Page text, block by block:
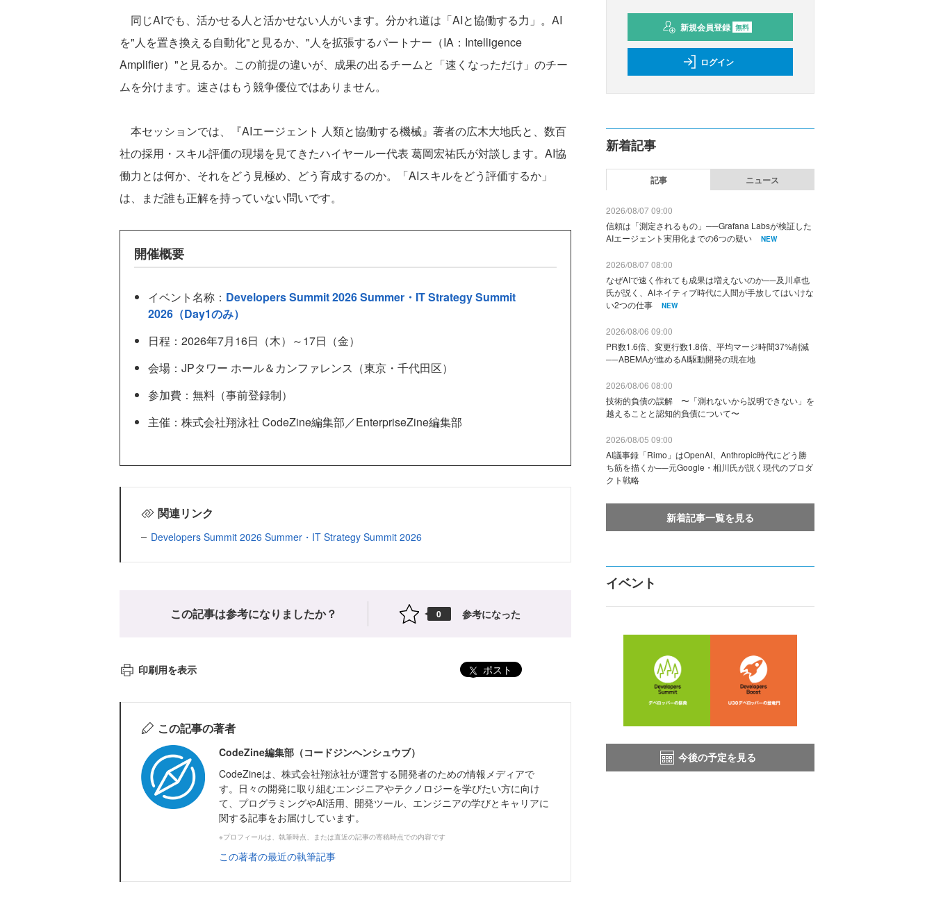
同じAIでも、活かせる人と活かせない人がいます。分かれ道は「AIと協働する力」。AI
を"人を置き換える自動化"と見るか、"人を拡張するパートナー（IA：Intelligence
Amplifier）"と見るか。この前提の違いが、成果の出るチームと「速くなっただけ」のチー
ムを分けます。速さはもう競争優位ではありません。
本セッションでは、『AIエージェント 人類と協働する機械』著者の広木大地氏と、数百
社の採用・スキル評価の現場を見てきたハイヤールー代表 葛岡宏祐氏が対談します。AI協
働力とは何か、それをどう見極め、どう育成するのか。「AIスキルをどう評価するか」
は、まだ誰も正解を持っていない問いです。
開催概要
イベント名称： Developers Summit 2026 Summer・IT Strategy Summit
2026（Day1のみ）
日程：2026年7月16日（木）～17日（金）
会場：JPタワー ホール＆カンファレンス（東京・千代田区）
参加費：無料（事前登録制）
主催：株式会社翔泳社 CodeZine編集部／EnterpriseZine編集部
関連リンク
Developers Summit 2026 Summer・IT Strategy Summit 2026
この記事は参考になりましたか？ 0 参考になった
印刷用を表示 ポスト
この記事の著者
CodeZine編集部（コードジンヘンシュウブ）
CodeZineは、株式会社翔泳社が運営する開発者のための情報メディアで
す。日々の開発に取り組むエンジニアやテクノロジーを学びたい方に向け
て、プログラミングやAI活用、開発ツール、エンジニアの学びとキャリアに
関する記事をお届けしています。
※プロフィールは、執筆時点、または直近の記事の寄稿時点での内容です
この著者の最近の執筆記事
新規会員登録 無料
ログイン
新着記事
記事 ニュース
2026/08/07 09:00
信頼は「測定されるもの」──Grafana Labsが検証した
AIエージェント実用化までの6つの疑い
NEW
2026/08/07 08:00
なぜAIで速く作れても成果は増えないのか──及川卓也
氏が説く、AIネイティブ時代に人間が手放してはいけな
い2つの仕事
NEW
2026/08/06 09:00
PR数1.6倍、変更行数1.8倍、平均マージ時間37%削減
──ABEMAが進めるAI駆動開発の現在地
2026/08/06 08:00
技術的負債の誤解 〜「測れないから説明できない」を
越えることと認知的負債について〜
2026/08/05 09:00
AI議事録「Rimo」はOpenAI、Anthropic時代にどう勝
ち筋を描くか──元Google・相川氏が説く現代のプロダ
クト戦略
新着記事一覧を見る
イベント
今後の予定を見る